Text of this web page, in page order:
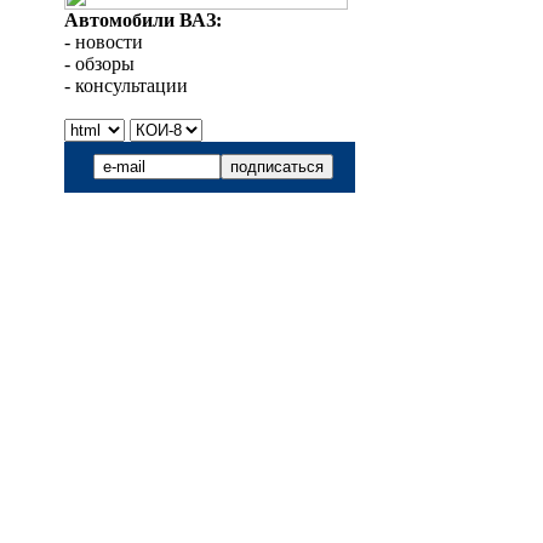
Автомобили ВАЗ:
- новости
- обзоры
- консультации